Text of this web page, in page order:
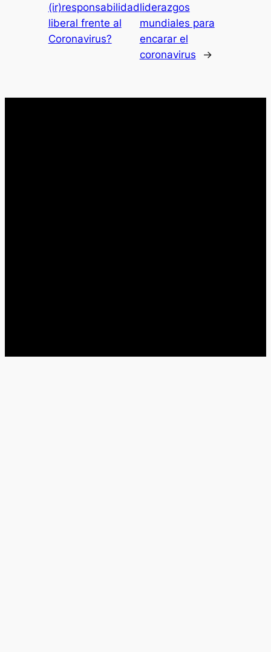
(ir)responsabilidad
liberal frente al
Coronavirus?
liderazgos
mundiales para
encarar el
coronavirus
→